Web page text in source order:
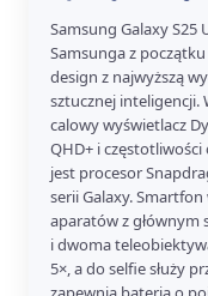
Samsung Galaxy
Samsunga z
design z najwyższą
sztucznej inteligencji.
calowy wyświetlacz
QHD+ i częstotliwości
jest procesor
serii Galaxy.
aparatów z głównym
i dwoma
5×, a do selfie służy